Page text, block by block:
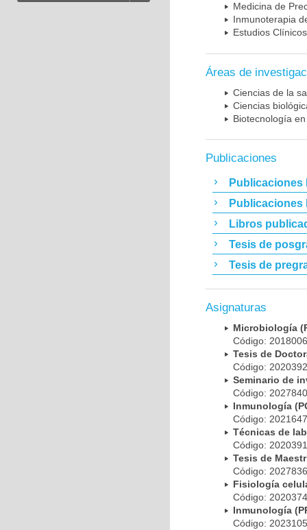
Medicina de
Inmunoterapia
Estudios Clínicos
Áreas de
Ciencias de la
Ciencias
Biotecnología
Publicaciones
Publicaciones
Publicaciones
Libros
Tesis de
Tesis de
Asignaturas
Microbiología
Código:
Tesis de
Código:
Seminario de
Código:
Inmunología
Código:
Técnicas de
Código:
Tesis de
Código:
Fisiología
Código:
Inmunología
Código: